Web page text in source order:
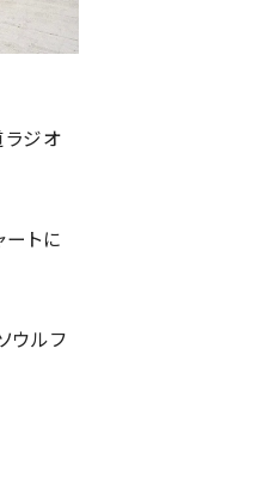
ジオ
ートに
ウルフ